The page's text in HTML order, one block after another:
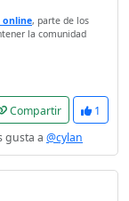
online, parte de los
la comunidad
Compartir
1
gusta a @cylan